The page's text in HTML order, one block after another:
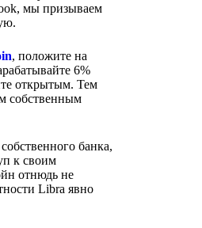
мы призываем
, положите на
6%
открытым. Тем
собственным
банка,
к своим
отнюдь не
Libra явно